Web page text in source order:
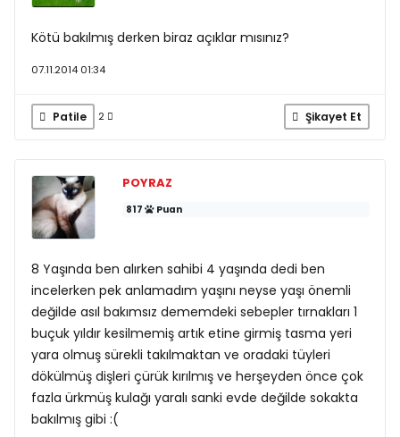
Kötü bakılmış derken biraz açıklar mısınız?
07.11.2014 01:34
Patile 2 Şikayet Et
POYRAZ
817 Puan
8 Yaşında ben alırken sahibi 4 yaşında dedi ben
incelerken pek anlamadım yaşını neyse yaşı önemli
değilde asıl bakımsız dememdeki sebepler tırnakları 1
buçuk yıldır kesilmemiş artık etine girmiş tasma yeri
yara olmuş sürekli takılmaktan ve oradaki tüyleri
dökülmüş dişleri çürük kırılmış ve herşeyden önce çok
fazla ürkmüş kulağı yaralı sanki evde değilde sokakta
bakılmış gibi :(